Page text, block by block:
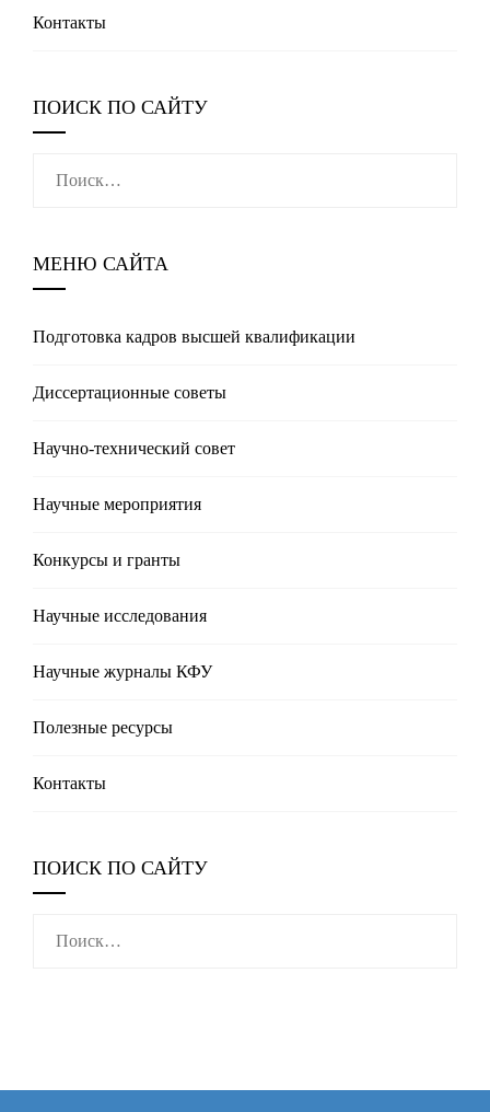
Контакты
ПОИСК ПО САЙТУ
МЕНЮ САЙТА
Подготовка кадров высшей квалификации
Диссертационные советы
Научно-технический совет
Научные мероприятия
Конкурсы и гранты
Научные исследования
Научные журналы КФУ
Полезные реcурсы
Контакты
ПОИСК ПО САЙТУ